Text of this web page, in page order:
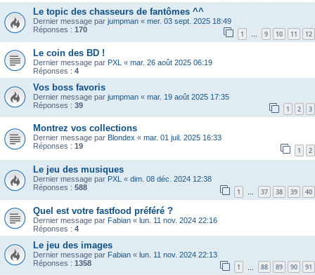
Le topic des chasseurs de fantômes ^^
Dernier message par jumpman « mer. 03 sept. 2025 18:49
Réponses : 170 1 … 9 10 11 12
Le coin des BD !
Dernier message par PXL « mar. 26 août 2025 06:19
Réponses : 4
Vos boss favoris
Dernier message par jumpman « mar. 19 août 2025 17:35
Réponses : 39 1 2 3
Montrez vos collections
Dernier message par Blondex « mar. 01 juil. 2025 16:33
Réponses : 19 1 2
Le jeu des musiques
Dernier message par PXL « dim. 08 déc. 2024 12:38
Réponses : 588 1 … 37 38 39 40
Quel est votre fastfood préféré ?
Dernier message par Fabian « lun. 11 nov. 2024 22:16
Réponses : 4
Le jeu des images
Dernier message par Fabian « lun. 11 nov. 2024 22:13
Réponses : 1358 1 88 89 90 91